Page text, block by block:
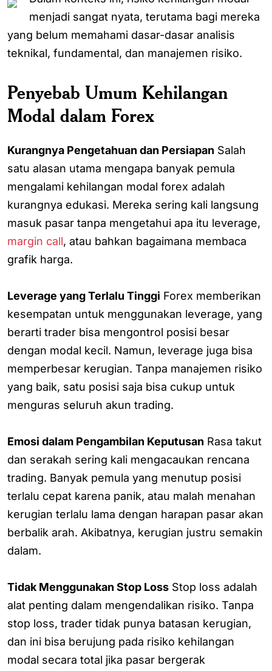
menjadi sangat nyata, terutama bagi mereka
yang belum memahami dasar-dasar analisis
teknikal, fundamental, dan manajemen risiko.
Penyebab Umum Kehilangan
Modal dalam Forex
Kurangnya Pengetahuan dan Persiapan Salah
satu alasan utama mengapa banyak pemula
mengalami kehilangan modal forex adalah
kurangnya edukasi. Mereka sering kali langsung
masuk pasar tanpa mengetahui apa itu leverage,
margin call, atau bahkan bagaimana membaca
grafik harga.
Leverage yang Terlalu Tinggi Forex memberikan
kesempatan untuk menggunakan leverage, yang
berarti trader bisa mengontrol posisi besar
dengan modal kecil. Namun, leverage juga bisa
memperbesar kerugian. Tanpa manajemen risiko
yang baik, satu posisi saja bisa cukup untuk
menguras seluruh akun trading.
Emosi dalam Pengambilan Keputusan Rasa takut
dan serakah sering kali mengacaukan rencana
trading. Banyak pemula yang menutup posisi
terlalu cepat karena panik, atau malah menahan
kerugian terlalu lama dengan harapan pasar akan
berbalik arah. Akibatnya, kerugian justru semakin
dalam.
Tidak Menggunakan Stop Loss Stop loss adalah
alat penting dalam mengendalikan risiko. Tanpa
stop loss, trader tidak punya batasan kerugian,
dan ini bisa berujung pada risiko kehilangan
modal secara total jika pasar bergerak